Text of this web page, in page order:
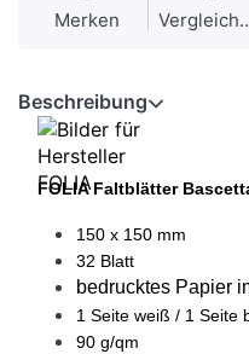
Merken
Beschreibung
FOLIA Faltblätter
150 x 150 mm
32 Blatt
bedrucktes Papier
1 Seite weiß / 1 Seite
90 g/qm